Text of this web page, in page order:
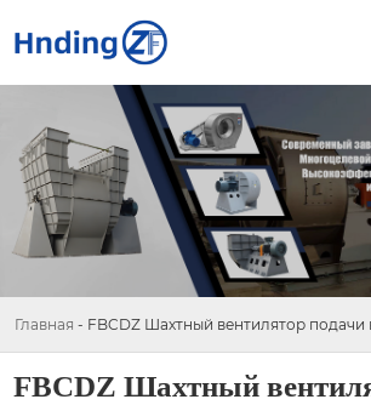
Главная - FBCDZ Шахтный вентилятор подачи
FBCDZ Шахтный